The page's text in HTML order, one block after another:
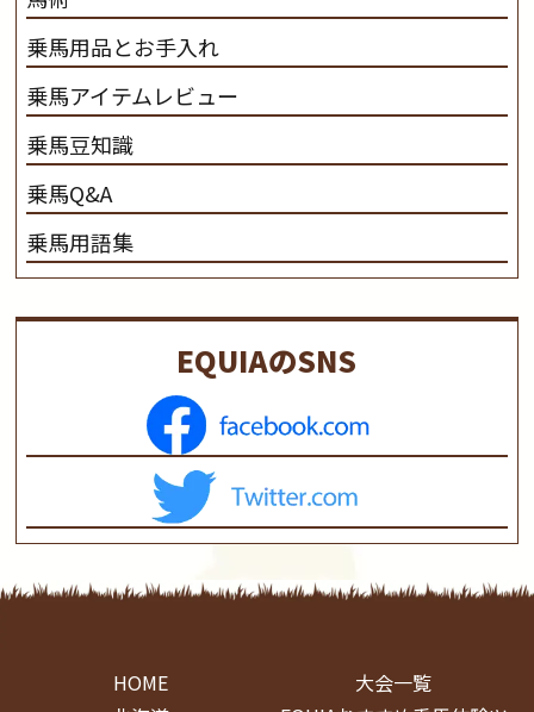
乗馬用品とお手入れ
乗馬アイテムレビュー
乗馬豆知識
乗馬Q&A
乗馬用語集
EQUIAのSNS
HOME
大会一覧